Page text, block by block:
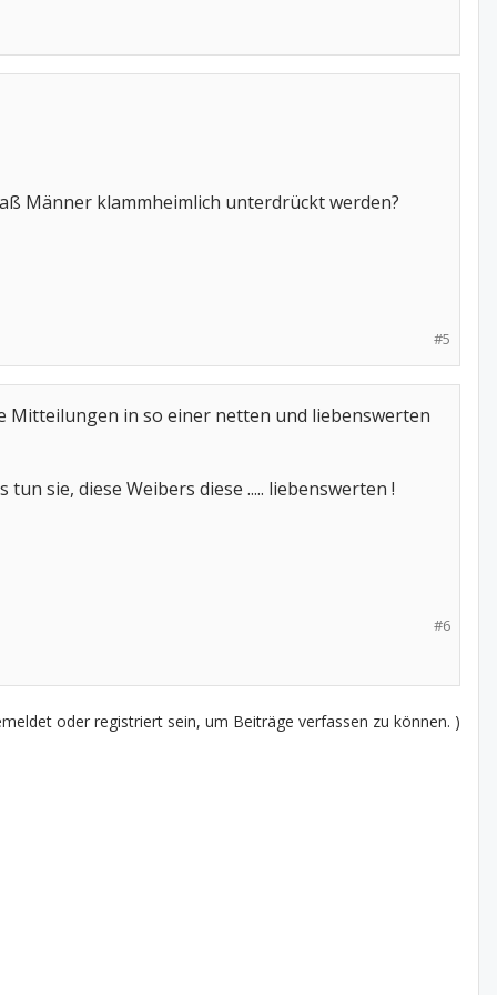
Männer klammheimlich unterdrückt werden?
#5
Mitteilungen in so einer netten und liebenswerten
sie, diese Weibers diese ..... liebenswerten !
#6
oder registriert sein, um Beiträge verfassen zu können. )